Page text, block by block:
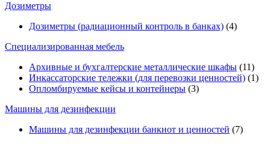
Дозиметры
Дозиметры (радиационный контроль в банках) (4)
Специализированная мебель
Архивные и бухгалтерские металлические шкафы (11)
Инкассаторские тележки (для перевозки ценностей) (1)
Опломбируемые кейсы и контейнеры (3)
Машины для дезинфекции
Машины для дезинфекции банкнот и ценностей (7)